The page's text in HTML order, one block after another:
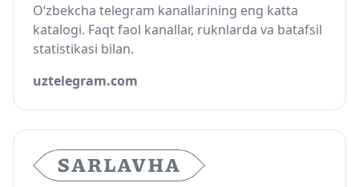
O‘zbekcha telegram kanallarining eng katta
katalogi. Faqt faol kanallar, ruknlarda va batafsil
statistikasi bilan.
uztelegram.com